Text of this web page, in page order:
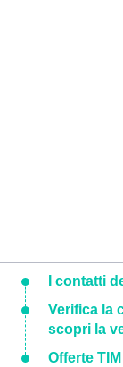
I contatti
Verifica la
scopri la
Offerte